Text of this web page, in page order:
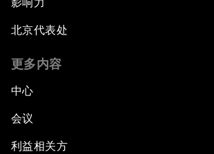
影响力
北京代表处
更多内容
中心
会议
利益相关方